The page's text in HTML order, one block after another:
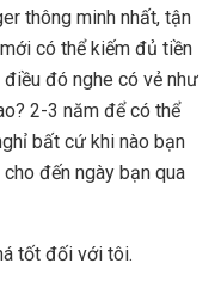
thông minh nhất, tận
có thể kiếm đủ tiền
đó nghe có vẻ như
2-3 năm để có thể
bất cứ khi nào bạn
đến ngày bạn qua
tốt đối với tôi.